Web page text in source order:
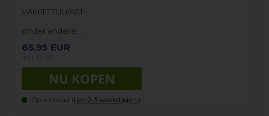
VA6611TTUU/A01
onder andere…
65,95 EUR
Op voorraad (Lev. 2-3 weekdagen. ).